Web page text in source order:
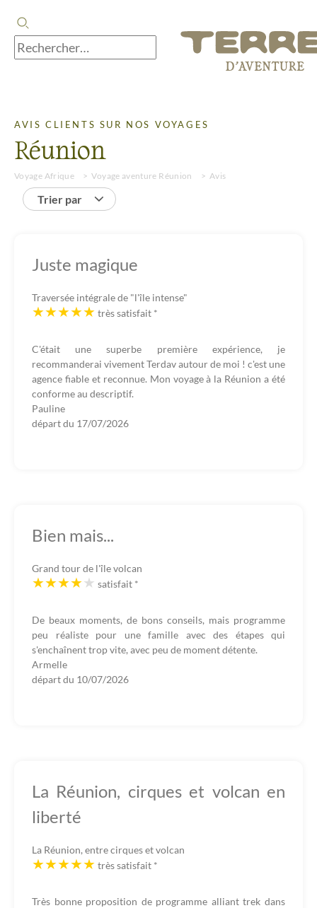
AVIS CLIENTS SUR NOS VOYAGES
Réunion
Voyage Afrique Voyage aventure Réunion Avis
Trier par
Juste magique
Traversée intégrale de "l'île intense"
très satisfait *
C'était une superbe première expérience, je
recommanderai vivement Terdav autour de moi ! c'est une
agence fiable et reconnue. Mon voyage à la Réunion a été
conforme au descriptif.
Pauline
départ du 17/07/2026
Bien mais...
Grand tour de l'île volcan
satisfait *
De beaux moments, de bons conseils, mais programme
peu réaliste pour une famille avec des étapes qui
s'enchaînent trop vite, avec peu de moment détente.
Armelle
départ du 10/07/2026
La Réunion, cirques et volcan en
liberté
La Réunion, entre cirques et volcan
très satisfait *
Très bonne proposition de programme alliant trek dans